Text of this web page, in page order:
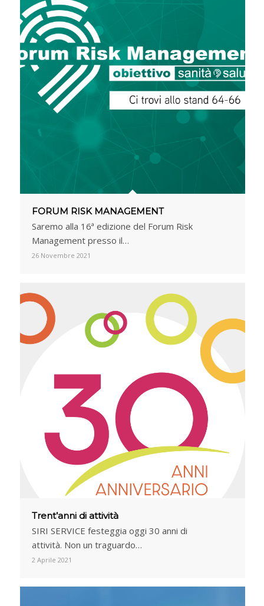
FORUM RISK MANAGEMENT
Saremo alla 16ª edizione del Forum Risk
Management presso il…
26 Novembre 2021
Trent’anni di attività
SIRI SERVICE festeggia oggi 30 anni di
attività. Non un traguardo…
2 Aprile 2021